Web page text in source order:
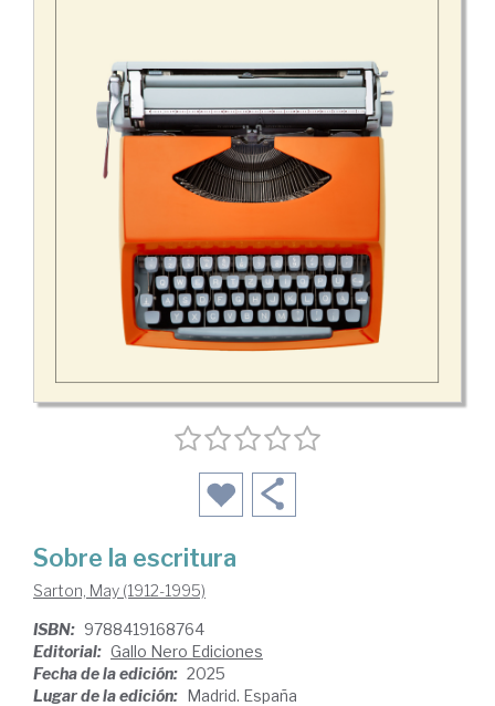
Sobre la escritura
Sarton, May (1912-1995)
ISBN: 9788419168764
Editorial: Gallo Nero Ediciones
Fecha de la edición: 2025
Lugar de la edición: Madrid. España